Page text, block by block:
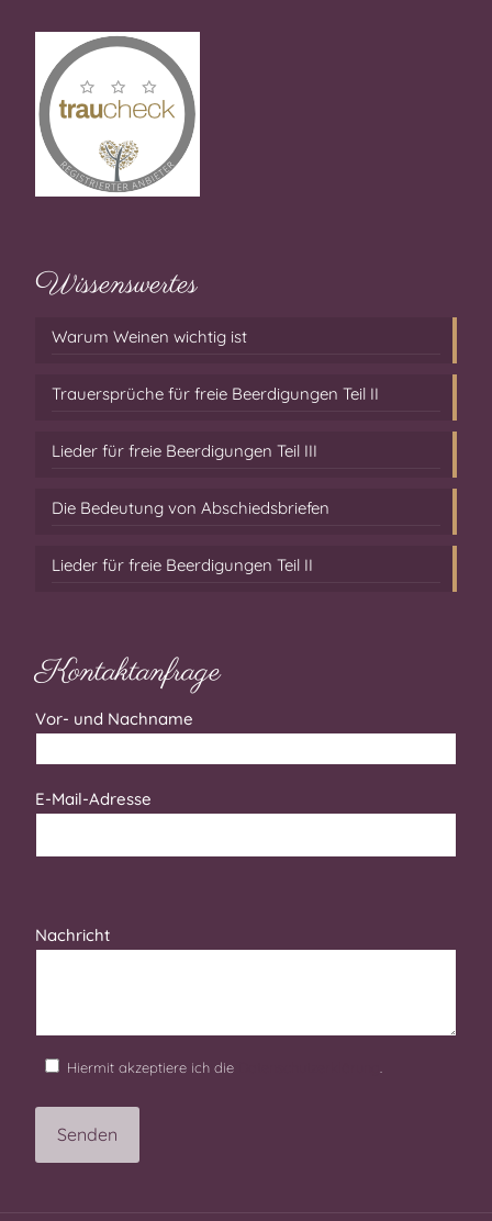
Wissenswertes
Warum Weinen wichtig ist
Trauersprüche für freie Beerdigungen Teil II
Lieder für freie Beerdigungen Teil III
Die Bedeutung von Abschiedsbriefen
Lieder für freie Beerdigungen Teil II
Kontaktanfrage
Vor- und Nachname
E-Mail-Adresse
Nachricht
Hiermit akzeptiere ich die